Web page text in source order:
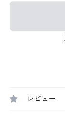
レビュー